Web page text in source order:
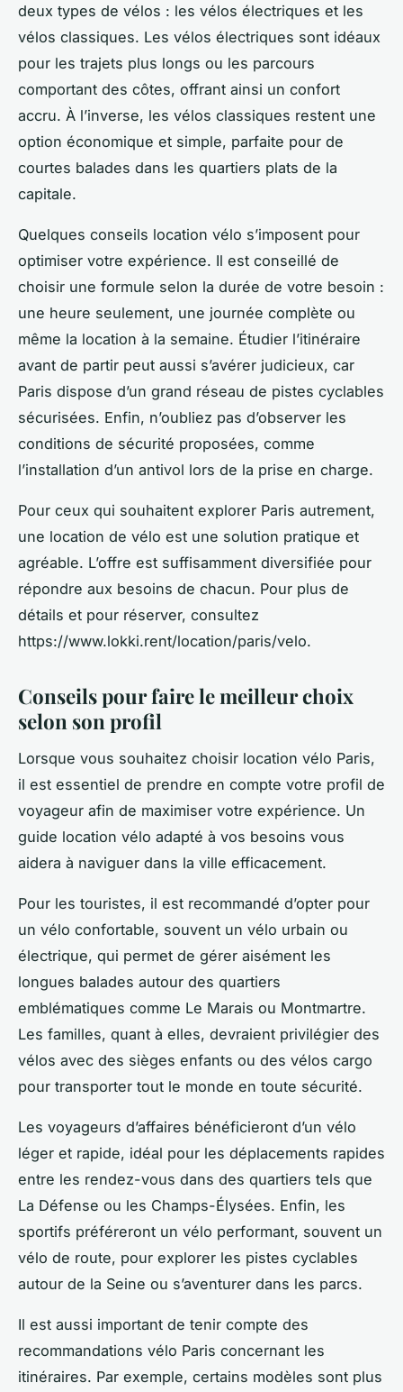
deux types de vélos : les vélos électriques et les
vélos classiques. Les vélos électriques sont idéaux
pour les trajets plus longs ou les parcours
comportant des côtes, offrant ainsi un confort
accru. À l’inverse, les vélos classiques restent une
option économique et simple, parfaite pour de
courtes balades dans les quartiers plats de la
capitale.
Quelques conseils location vélo s’imposent pour
optimiser votre expérience. Il est conseillé de
choisir une formule selon la durée de votre besoin :
une heure seulement, une journée complète ou
même la location à la semaine. Étudier l’itinéraire
avant de partir peut aussi s’avérer judicieux, car
Paris dispose d’un grand réseau de pistes cyclables
sécurisées. Enfin, n’oubliez pas d’observer les
conditions de sécurité proposées, comme
l’installation d’un antivol lors de la prise en charge.
Pour ceux qui souhaitent explorer Paris autrement,
une location de vélo est une solution pratique et
agréable. L’offre est suffisamment diversifiée pour
répondre aux besoins de chacun. Pour plus de
détails et pour réserver, consultez
https://www.lokki.rent/location/paris/velo.
Conseils pour faire le meilleur choix
selon son profil
Lorsque vous souhaitez choisir location vélo Paris,
il est essentiel de prendre en compte votre profil de
voyageur afin de maximiser votre expérience. Un
guide location vélo adapté à vos besoins vous
aidera à naviguer dans la ville efficacement.
Pour les touristes, il est recommandé d’opter pour
un vélo confortable, souvent un vélo urbain ou
électrique, qui permet de gérer aisément les
longues balades autour des quartiers
emblématiques comme Le Marais ou Montmartre.
Les familles, quant à elles, devraient privilégier des
vélos avec des sièges enfants ou des vélos cargo
pour transporter tout le monde en toute sécurité.
Les voyageurs d’affaires bénéficieront d’un vélo
léger et rapide, idéal pour les déplacements rapides
entre les rendez-vous dans des quartiers tels que
La Défense ou les Champs-Élysées. Enfin, les
sportifs préféreront un vélo performant, souvent un
vélo de route, pour explorer les pistes cyclables
autour de la Seine ou s’aventurer dans les parcs.
Il est aussi important de tenir compte des
recommandations vélo Paris concernant les
itinéraires. Par exemple, certains modèles sont plus